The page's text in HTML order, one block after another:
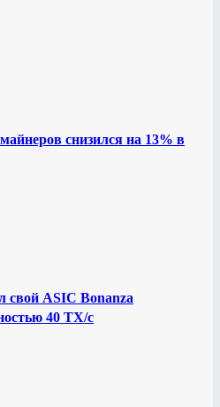
снизился на 13% в
свой ASIC Bonanza
40 ТХ/с